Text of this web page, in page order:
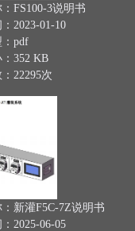
FS100-3说明书
2023-01-10
pdf
352 KB
22295次
新灌F5C-7Z说明书
2025-06-05